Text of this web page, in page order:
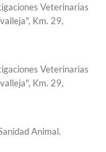
Veterinarias
Km. 29,
Veterinarias
Km. 29,
Animal.